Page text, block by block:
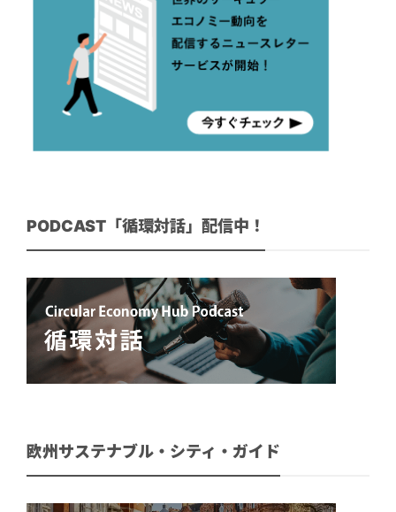
PODCAST「循環対話」配信中！
欧州サステナブル・シティ・ガイド